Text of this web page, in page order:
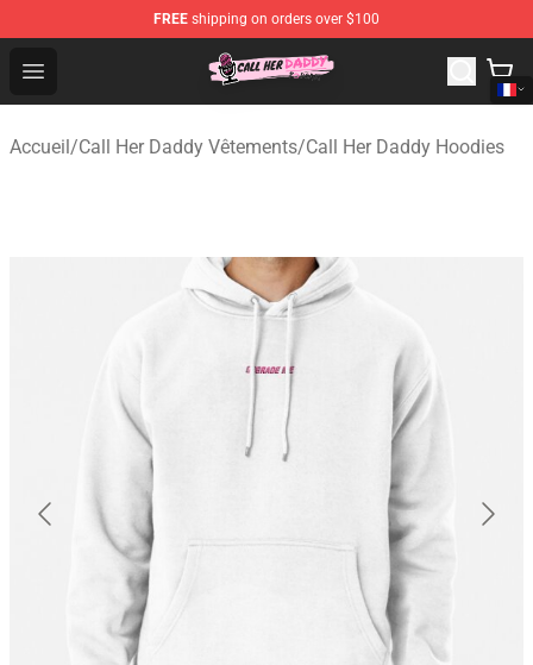
FREE shipping on orders over $100
Open menu
Call Her Daddy Store - Official Call Her Daddy
Accueil/Call Her Daddy Vêtements/Call Her Daddy Hoodies